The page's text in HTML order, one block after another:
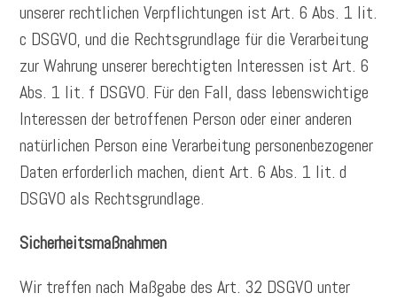
unserer rechtlichen Verpflichtungen ist Art. 6 Abs. 1 lit.
c DSGVO, und die Rechtsgrundlage für die Verarbeitung
zur Wahrung unserer berechtigten Interessen ist Art. 6
Abs. 1 lit. f DSGVO. Für den Fall, dass lebenswichtige
Interessen der betroffenen Person oder einer anderen
natürlichen Person eine Verarbeitung personenbezogener
Daten erforderlich machen, dient Art. 6 Abs. 1 lit. d
DSGVO als Rechtsgrundlage.
Sicherheitsmaßnahmen
Wir treffen nach Maßgabe des Art. 32 DSGVO unter